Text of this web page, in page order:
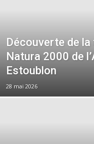
Découverte de
Natura 2000 de
Estoublon
28 mai 2026